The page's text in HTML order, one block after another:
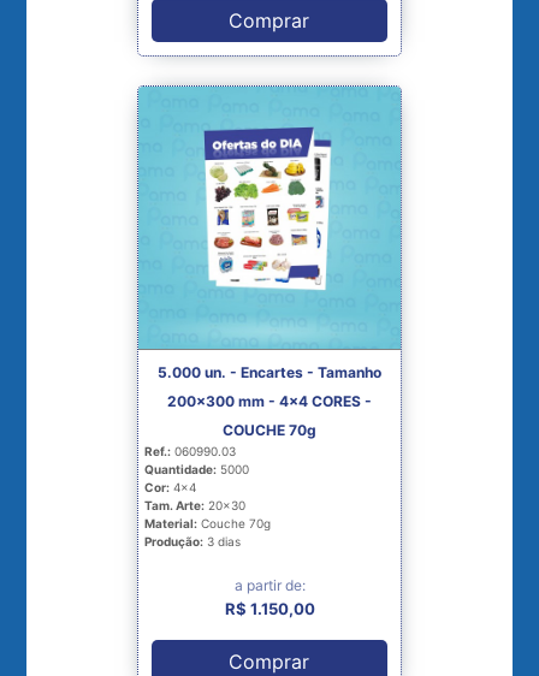
Comprar
5.000 un. - Encartes - Tamanho
200x300 mm - 4x4 CORES -
COUCHE 70g
Ref.: 060990.03
Quantidade: 5000
Cor: 4x4
Tam. Arte: 20x30
Material: Couche 70g
Produção: 3 dias
a partir de:
R$ 1.150,00
Comprar